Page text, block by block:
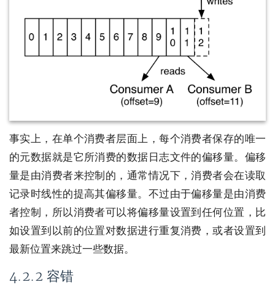
事实上，在单个消费者层面上，每个消费者保存的唯一
的元数据就是它所消费的数据日志文件的偏移量。偏移
量是由消费者来控制的，通常情况下，消费者会在读取
记录时线性的提高其偏移量。不过由于偏移量是由消费
者控制，所以消费者可以将偏移量设置到任何位置，比
如设置到以前的位置对数据进行重复消费，或者设置到
最新位置来跳过一些数据。
4.2.2 容错